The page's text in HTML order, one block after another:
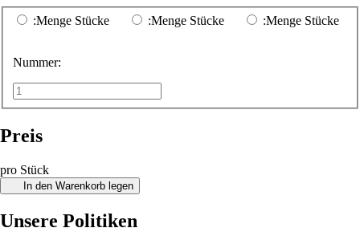
:Menge Stücke :Menge Stücke :Menge Stücke
Nummer:
Preis
pro Stück
In den Warenkorb legen
Unsere Politiken